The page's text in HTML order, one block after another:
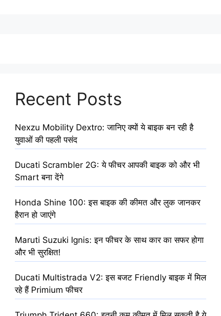
Recent Posts
Nexzu Mobility Dextro: जानिए क्यों ये बाइक बन रही है
युवाओं की पहली पसंद
Ducati Scrambler 2G: ये फीचर आपकी बाइक को और भी
Smart बना देंगे
Honda Shine 100: इस बाइक की कीमत और लुक जानकर
हैरान हो जाएंगे
Maruti Suzuki Ignis: इन फीचर के साथ कार का सफर होगा
और भी सुरक्षित!
Ducati Multistrada V2: इस बजट Friendly बाइक में मिल
रहे हैं Primium फीचर